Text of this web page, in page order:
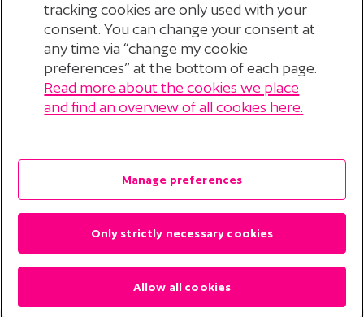
© 2026 Stichting Pensioenfonds voor
Disclaimer
Privacyverklaring
Cookieverklaring
Cookie Preferences
tracking cookies are only used with your
consent. You can change your consent at
any time via “change my cookie
preferences” at the bottom of each page.
Read more about the cookies we place
and find an overview of all cookies here.
Manage preferences
Only strictly necessary cookies
Allow all cookies